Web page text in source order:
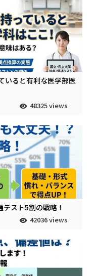
いると有利な医学部医
48325 views
スト5割の戦略！
42036 views